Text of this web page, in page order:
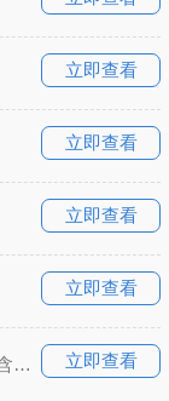
立即查看
立即查看
立即查看
立即查看
立即查看
CFA/FRM/CPA/ACCA考哪个？金融类证书含金量排